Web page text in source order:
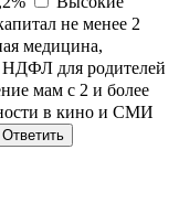
не менее 2
медицина,
для родителей
мам с 2 и более
в кино и СМИ